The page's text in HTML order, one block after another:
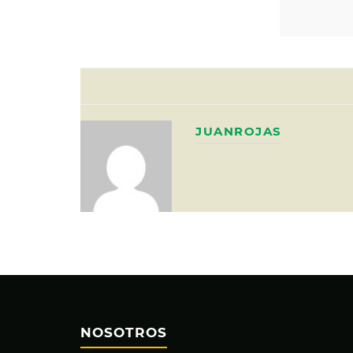
JUANROJAS
NOSOTROS